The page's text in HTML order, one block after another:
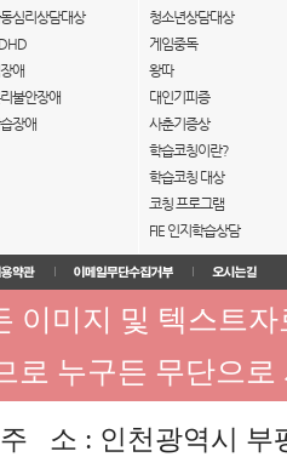
심리상담대상
애
불안장애
장애
청소년상담대상
게임중독
왕따
대인기피증
사춘기증상
학습코칭이란?
학습코칭 대상
코칭 프로그램
FIE 인지학습상담
이미지 및 텍스트
로 누구든 무단으
주 소 : 인천광역시 부